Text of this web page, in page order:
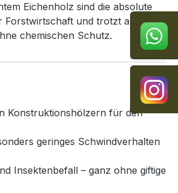
Eichenholz sind die absolute
Forstwirtschaft und trotzt aufgrund
chemischen Schutz.
Konstruktionshölzern für den
geringes Schwindverhalten
Insektenbefall – ganz ohne giftige